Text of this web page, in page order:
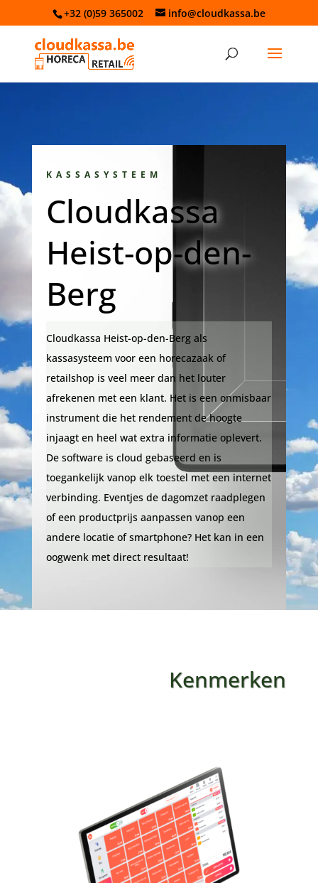
+32 (0)59 365002 info@cloudkassa.be
KASSASYSTEEM
Cloudkassa
Heist-op-den-
Berg
Cloudkassa Heist-op-den-Berg als
kassasysteem voor een horecazaak of
retailshop is veel meer dan het louter
afrekenen met een klant. Het is een onmisbaar
instrument die het rendement de hoogte
injaagt en heel wat extra informatie oplevert.
De software is cloud gebaseerd en is
toegankelijk vanop elk toestel met een internet
verbinding. Eventjes de dagomzet raadplegen
of een productprijs aanpassen vanop een
andere locatie of smartphone? Het kan in een
oogwenk met direct resultaat!
Kenmerken